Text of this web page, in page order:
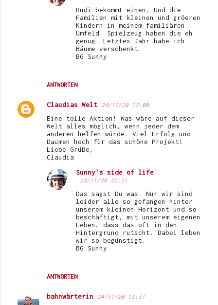
ANTWORTEN
Rudi bekommt einen. Und die
Familien mit kleinen und gröeren
Kindern in meinem familiären
Umfeld. Spielzeug haben die eh
genug. Letztes Jahr habe ich
Bäume verschenkt.
BG Sunny
Claudias Welt 24/11/20 13:00
Eine tolle Aktion! Was wäre auf dieser
Welt alles möglich, wenn jeder dem
anderen helfen würde. Viel Erfolg und
Daumen hoch für das schöne Projekt!
Liebe Grüße,
Claudia
ANTWORTEN
Sunny's side of life
24/11/20 22:21
Das sagst Du was. Nur wir sind
leider alle so gefangen hinter
unserem kleinen Horizont und so
beschäftigt, mit unserem eigenen
Leben, dass das oft in den
Hintergrund rutscht. Dabei leben
wir so begünstigt.
BG Sunny
bahnwärterin 24/11/20 13:37